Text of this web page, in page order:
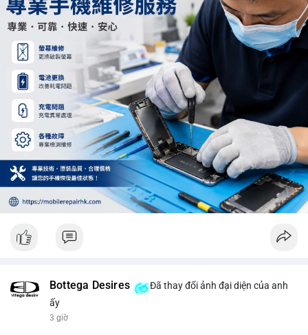
hoảng loạn. Theo dõi sát dòng tiền đổ vào sàn giao dịch tập
trung trong 24 giờ tới.
#12dot29btc #vilanh #tichluydaihan #phienau #btcmempool
Bottega Desires
Đã thay đổi ảnh đại diện của anh
ấy
3 giờ